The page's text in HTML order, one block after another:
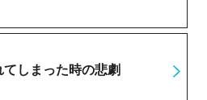
しまった時の悲劇